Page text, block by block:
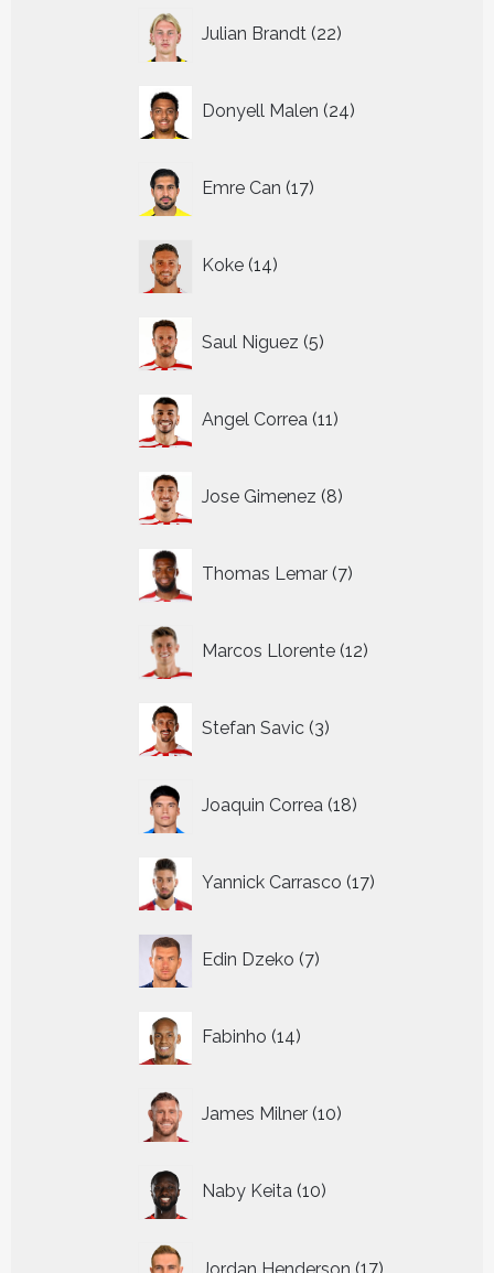
Julian Brandt 22
producten
Donyell Malen 24
producten
Emre Can 17
producten
Koke 14
producten
Saul Niguez 5
producten
Angel Correa 11
producten
Jose Gimenez 8
producten
Thomas Lemar 7
producten
Marcos Llorente 12
producten
Stefan Savic 3
producten
Joaquin Correa 18
producten
Yannick Carrasco 17
producten
Edin Dzeko 7
producten
Fabinho 14
producten
James Milner 10
producten
Naby Keita 10
producten
Jordan Henderson 17